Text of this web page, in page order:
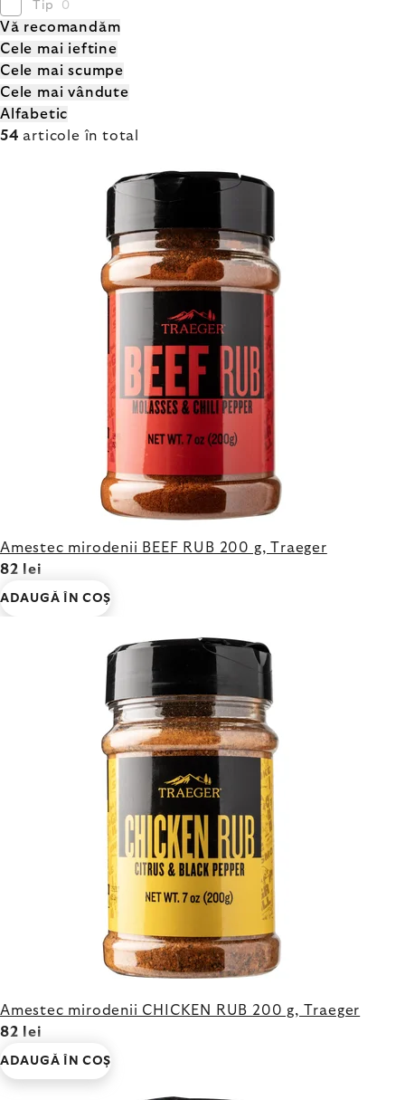
Tip
0
SELECTAREA
PRODUSULUI
Vă recomandăm
Cele mai ieftine
Cele mai scumpe
Cele mai vândute
Alfabetic
54 articole în total
Amestec mirodenii BEEF RUB 200 g, Traeger
82 lei
ADAUGĂ ÎN COŞ
Amestec mirodenii CHICKEN RUB 200 g, Traeger
82 lei
ADAUGĂ ÎN COŞ